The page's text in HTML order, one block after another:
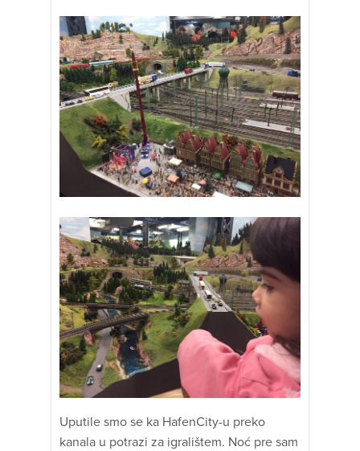
Uputile smo se ka HafenCity-u preko
kanala u potrazi za igralištem. Noć pre sam